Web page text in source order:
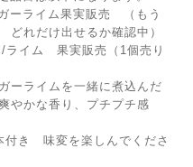
ライム果実販売 （もう
れだけ出せるか確認中）
イム 果実販売（1個売り
ライムを一緒に煮込んだ
やかな香り、プチプチ感
き 味変を楽しんでくださ